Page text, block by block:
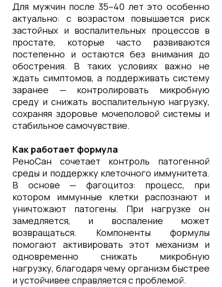
Для мужчин после 35–40 лет это особенно
актуально: с возрастом повышается риск
застойных и воспалительных процессов в
простате, которые часто развиваются
постепенно и остаются без внимания до
обострения. В таких условиях важно не
ждать симптомов, а поддерживать систему
заранее — контролировать микробную
среду и снижать воспалительную нагрузку,
сохраняя здоровье мочеполовой системы и
стабильное самочувствие.
Как работает формула
РеноСан сочетает контроль патогенной
среды и поддержку клеточного иммунитета.
В основе — фагоцитоз: процесс, при
котором иммунные клетки распознают и
уничтожают патогены. При нагрузке он
замедляется, и воспаление может
возвращаться. Компоненты формулы
помогают активировать этот механизм и
одновременно снижать микробную
нагрузку, благодаря чему организм быстрее
и устойчивее справляется с проблемой.